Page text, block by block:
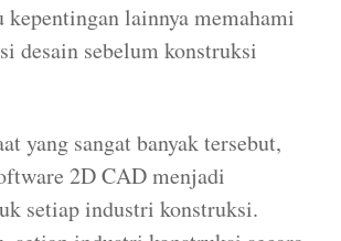
kepentingan lainnya memahami
desain sebelum konstruksi
yang sangat banyak tersebut,
2D CAD menjadi
setiap industri konstruksi.